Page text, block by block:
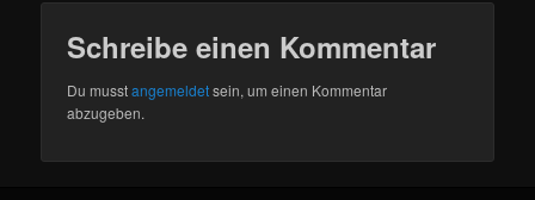
Schreibe einen Kommentar
Du musstangemeldetsein, um einen Kommentar
abzugeben.